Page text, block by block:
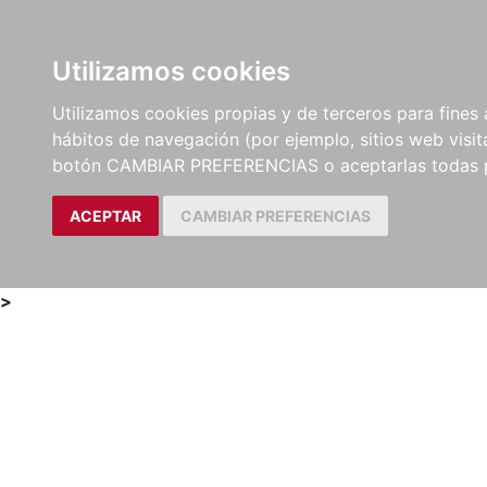
Utilizamos cookies
Utilizamos cookies propias y de terceros para
hábitos de navegación (por ejemplo, sitios web
botón CAMBIAR PREFERENCIAS o aceptarlas
ACEPTAR CAMBIAR PREFERENCIAS
LIBROS
MÉTODOS Y
EJERCICIOS
PARTITURAS Y
CRÍTICAS
>